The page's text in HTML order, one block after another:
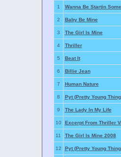
1 Wanna Be Startin
2 Baby Be Mine
3 The Girl Is Mine
4 Thriller
5 Beat It
6 Billie Jean
7 Human Nature
8 Pyt (Pretty Young
9 The Lady In My Life
10 Excerpt From Thriller
11 The Girl Is Mine 2008
12 Pyt (Pretty Young